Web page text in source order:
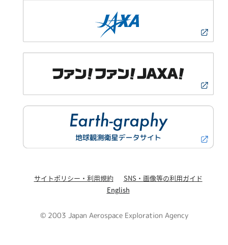
サイトポリシー・利用規約
SNS・画像等の利用ガイド
English
© 2003 Japan Aerospace Exploration Agency